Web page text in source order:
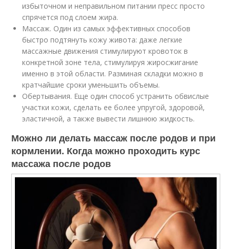
избыточном и неправильном питании пресс просто
спрячется под слоем жира.
Массаж. Один из самых эффективных способов
быстро подтянуть кожу живота: даже легкие
массажные движения стимулируют кровоток в
конкретной зоне тела, стимулируя жиросжигание
именно в этой области. Разминая складки можно в
кратчайшие сроки уменьшить объемы.
Обертывания. Еще один способ устранить обвислые
участки кожи, сделать ее более упругой, здоровой,
эластичной, а также вывести лишнюю жидкость.
Можно ли делать массаж после родов и при
кормлении. Когда можно проходить курс
массажа после родов